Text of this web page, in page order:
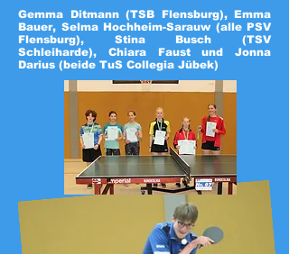
Gemma Ditmann (TSB Flensburg), Emma
Bauer, Selma Hochheim-Sarauw (alle PSV
Flensburg), Stina Busch (TSV
Schleiharde), Chiara Faust und Jonna
Darius (beide TuS Collegia Jübek)